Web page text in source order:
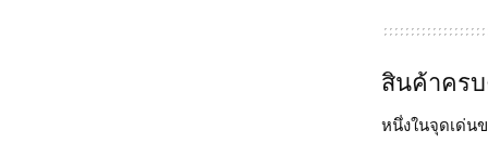
สินค้าคร
หนึ่งในจุดเด่น